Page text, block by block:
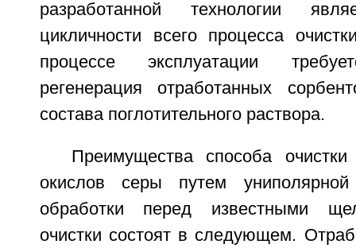
разработанной технологии
цикличности всего процесса
процессе эксплуатации
регенерация отработанных
состава поглотительного раствора.
Преимущества способа
окислов серы путем униполярной
обработки перед известными
очистки состоят в следующем.